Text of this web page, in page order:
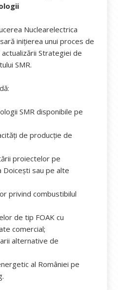
Nuclearelectrica
inițierea unui proces de
Strategiei de
SMR.
SMR disponibile pe
de producție de
proiectelor pe
Doicești sau pe alte
privind combustibilul
de tip FOAK cu
comercial;
alternative de
al României pe